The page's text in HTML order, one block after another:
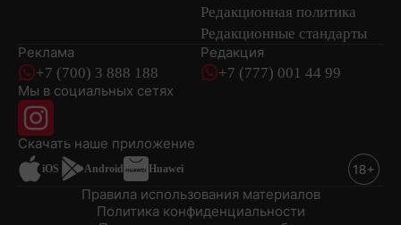
Редакционная политика
Редакционные стандарты
Реклама
+7 (700) 3 888 188
Редакция
+7 (777) 001 44 99
Мы в социальных сетях
Скачать наше приложениеновостей
iOS Android Huawei
Политика конфиденциальности
Правила использования материалов